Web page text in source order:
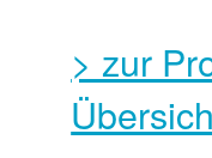
> zur